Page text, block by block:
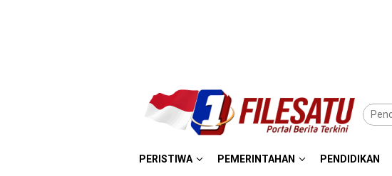
PERISTIWA PEMERINTAHAN PENDIDIKAN